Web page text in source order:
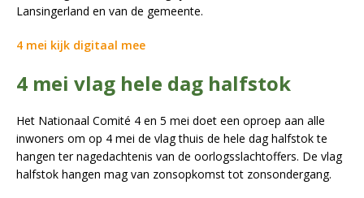
Lansingerland en van de gemeente.
4 mei kijk digitaal mee
4 mei vlag hele dag halfstok
Het Nationaal Comité 4 en 5 mei doet een oproep aan alle
inwoners om op 4 mei de vlag thuis de hele dag halfstok te
hangen ter nagedachtenis van de oorlogsslachtoffers. De vlag
halfstok hangen mag van zonsopkomst tot zonsondergang.